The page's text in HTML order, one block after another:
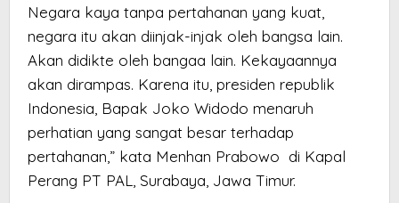
Negara kaya tanpa pertahanan yang kuat,
negara itu akan diinjak-injak oleh bangsa lain.
Akan didikte oleh bangaa lain. Kekayaannya
akan dirampas. Karena itu, presiden republik
Indonesia, Bapak Joko Widodo menaruh
perhatian yang sangat besar terhadap
pertahanan,” kata Menhan Prabowo di Kapal
Perang PT PAL, Surabaya, Jawa Timur.